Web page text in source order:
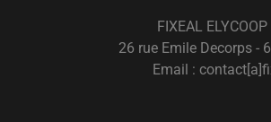
FIXEAL
26 rue Emile Decorps -
Email :